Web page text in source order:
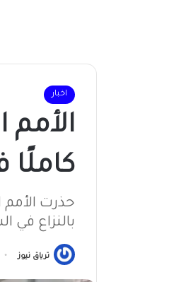
اخبار
كاملًا
حذرت الأمم
بالنزاع في
ترياق نيوز